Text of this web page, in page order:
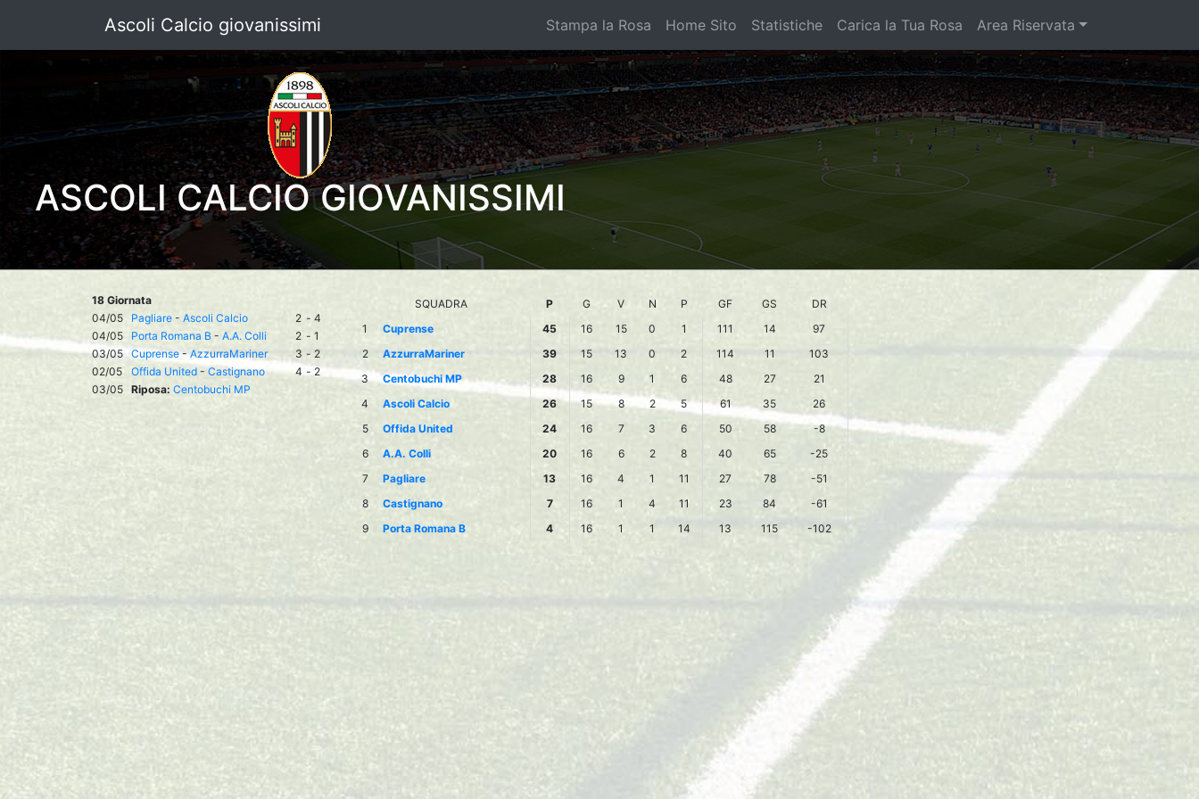
Ascoli Calcio giovanissimi Stampa la Rosa Home Sito Statistiche Carica la Tua Rosa Area Riservata
ASCOLI CALCIO GIOVANISSIMI
18 Giornata
04/05
Pagliare - Ascoli Calcio 2 - 4
04/05
Porta Romana B - A.A. Colli 2 - 1
03/05 Cuprense-AzzurraMariner 3 - 2
02/05
Offida United - Castignano 4 - 2
03/05 Riposa: Centobuchi MP
SQUADRA P G V N P GF GS
DR
1
Cuprense 45 16 15 0 1 111 14
97
2
AzzurraMariner 39 15 13 0 2 114 11
103
3
Centobuchi MP 28 16 9 1 6 48 27
21
4
Ascoli Calcio 26 15 8 2 5 61 35
26
5
Offida United 24 16 7 3 6 50 58
-8
6
A.A. Colli 20 16 6 2 8 40 65
-25
7
Pagliare 13 16 4 1 11 27 78
-51
8
Castignano 7 16 1 4 11 23 84
-61
9
Porta Romana B 4 16 1 1 14 13 115 -102